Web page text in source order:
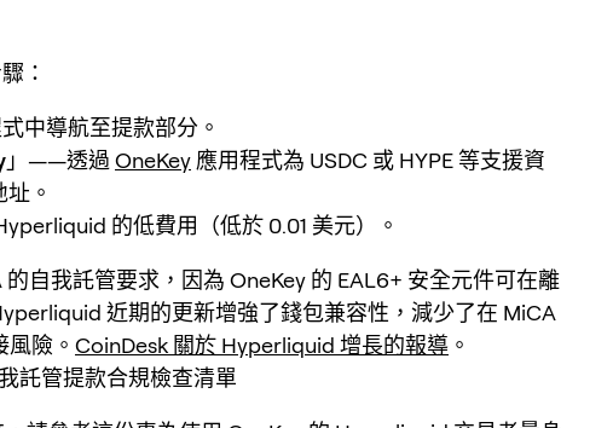
：
中導航至提款部分。
」——透過 OneKey 應用程式為 USDC 或 HYPE 等支援資
。
的低費用（低於 0.01 美元）。
自我託管要求，因為 OneKey 的 EAL6+ 安全元件可在離
近期的更新增強了錢包兼容性，減少了在 MiCA
險。 CoinDesk 關於 Hyperliquid 增長的報導 。
託管提款合規檢查清單